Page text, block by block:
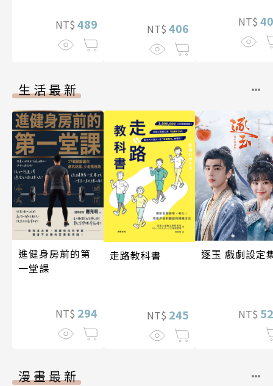
NT$ 489 NT$ 406 NT$
生活最新
進健身房前的第
一堂課
NT$ 294
走路教科書
NT$ 245
逐玉 戲劇設定
NT$
漫畫最新